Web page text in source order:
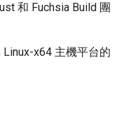
和 Fuchsia Build 團
x64 主機平台的